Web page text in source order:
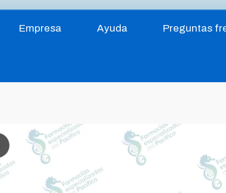
Empresa Ayuda Preguntas